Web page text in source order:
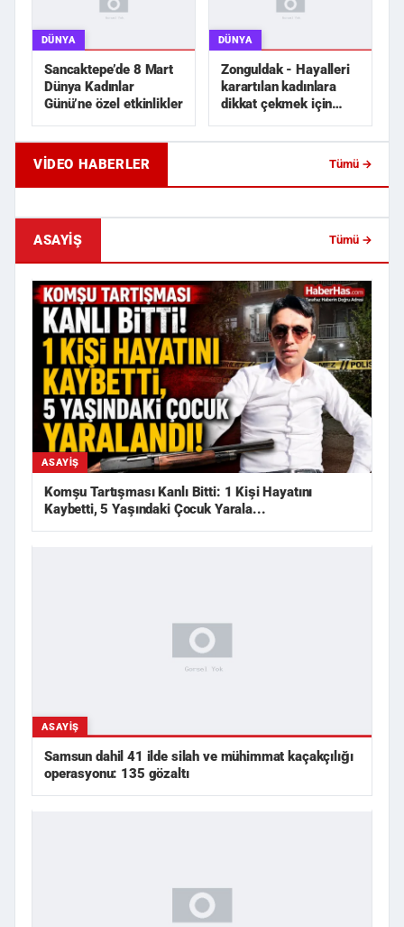
DÜNYA
Sancaktepe’de 8 Mart
Dünya Kadınlar
Günü’ne özel etkinlikler
DÜNYA
Zonguldak - Hayalleri
karartılan kadınlara
dikkat çekmek için
VIDEO HABERLER Tümü →
Samsun'da Trafik Kazası!
Samsun'da İlginç
ASAYIŞ Tümü →
ASAYIŞ
Komşu Tartışması Kanlı Bitti: 1 Kişi Hayatını
Kaybetti, 5 Yaşındaki Çocuk Yarala...
ASAYIŞ
Samsun dahil 41 ilde silah ve mühimmat kaçakçılığı
operasyonu: 135 gözaltı